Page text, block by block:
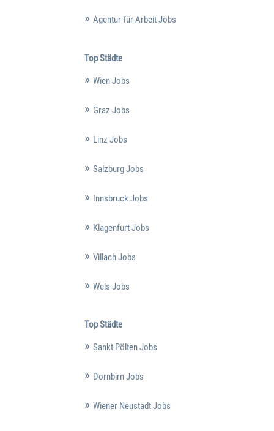
Agentur für Arbeit Jobs
Top Städte
Wien Jobs
Graz Jobs
Linz Jobs
Salzburg Jobs
Innsbruck Jobs
Klagenfurt Jobs
Villach Jobs
Wels Jobs
Top Städte
Sankt Pölten Jobs
Dornbirn Jobs
Wiener Neustadt Jobs